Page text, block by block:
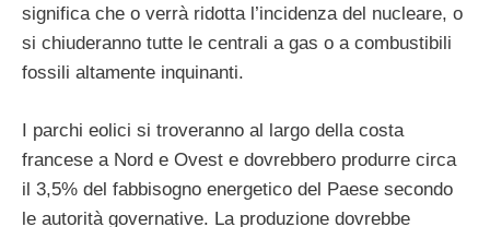
significa che o verrà ridotta l’incidenza del nucleare, o
si chiuderanno tutte le centrali a gas o a combustibili
fossili altamente inquinanti.
I parchi eolici si troveranno al largo della costa
francese a Nord e Ovest e dovrebbero produrre circa
il 3,5% del fabbisogno energetico del Paese secondo
le autorità governative. La produzione dovrebbe